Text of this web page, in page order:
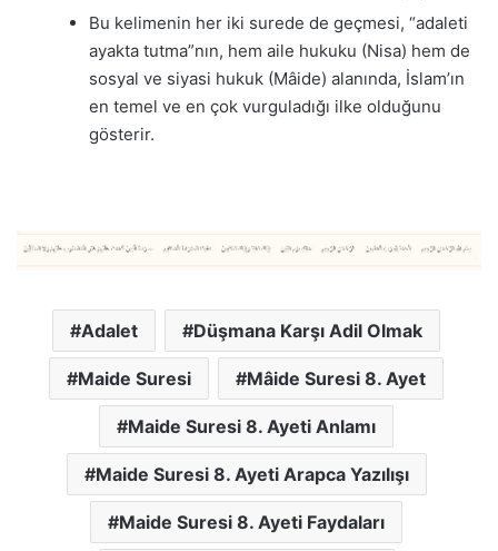
Bu kelimenin her iki surede de geçmesi, “adaleti
ayakta tutma”nın, hem aile hukuku (Nisa) hem de
sosyal ve siyasi hukuk (Mâide) alanında, İslam’ın
en temel ve en çok vurguladığı ilke olduğunu
gösterir.
Adalet Düşmana Karşı Adil Olmak
Maide Suresi Mâide Suresi 8. Ayet
Maide Suresi 8. Ayeti Anlamı
Maide Suresi 8. Ayeti Arapca Yazılışı
Maide Suresi 8. Ayeti Faydaları